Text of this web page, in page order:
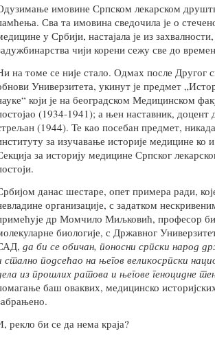
имовине Српском лекарском
Сва та имовина сведочила је о
у Србији, настајала је из
чији корени сежу све до
на томе се није стало. Одмах после Другог
Универзитета, укинут је предмет
који је на београдском Медицинском
(1934-1941); а њен наставник,
(1944). Те као посебан предмет,
за изучавање историје медицине
за историју медицине Српског
данас шестаре, опет примера ради,
организације, с задатком
др Момчило Миљковић, професор
биологије, с Државног
да би се обичан, поносни српски народ
стално подсећао на његов великосрпски
из прошлих ратова и његове геноцидне
баш оваквих, медицинско
рекло би се да нема краја?